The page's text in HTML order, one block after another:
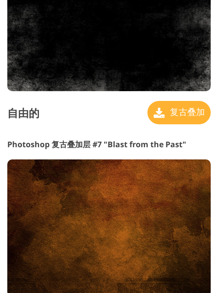
自由的 复古叠加
Photoshop 复古叠加层 #7 "Blast from the Past"